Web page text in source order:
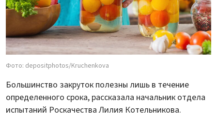
Фото: depositphotos/Kruchenkova
Большинство закруток полезны лишь в течение
определенного срока, рассказала начальник отдела
испытаний Роскачества Лилия Котельникова.